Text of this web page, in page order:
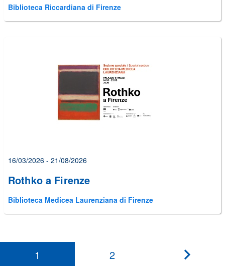
Biblioteca Riccardiana di Firenze
16/03/2026 - 21/08/2026
Rothko a Firenze
Biblioteca Medicea Laurenziana di Firenze
1 2